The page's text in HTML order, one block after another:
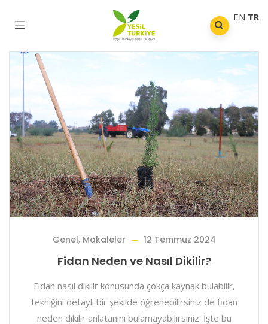
Genel, Makaleler 12 Temmuz 2024
Fidan Neden ve Nasıl Dikilir?
Fidan nasıl dikilir konusunda çokça kaynak bulabilir,
tekniğini detaylı bir şekilde öğrenebilirsiniz de fidan
neden dikilir anlatanını bulamayabilirsiniz. İşte bu
EN TR